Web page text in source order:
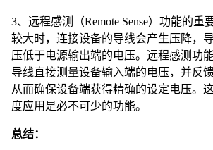
3、远程感测（Remote Sense）功能的重
较大时，连接设备的导线会产生压降，
压低于电源输出端的电压。远程感测功
导线直接测量设备输入端的电压，并反
从而确保设备端获得精确的设定电压。
度应用是必不可少的功能。
总结：